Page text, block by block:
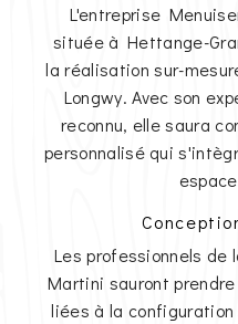
L'entreprise
située à Hettange-
la réalisation sur-
Longwy. Avec son
reconnu, elle saura
personnalisé qui
Les professionnels
Martini sauront
liées à la configuration